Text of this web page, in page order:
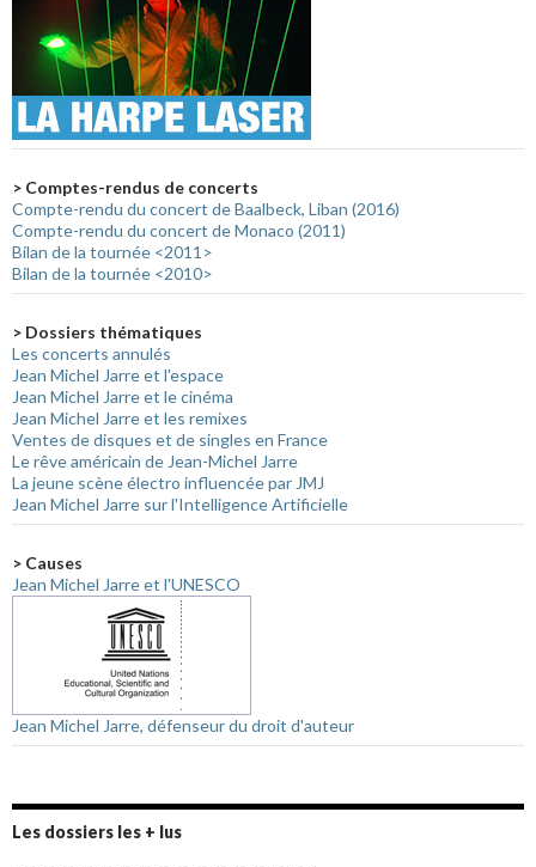
> Comptes-rendus de concerts
Compte-rendu du concert de Baalbeck, Liban (2016)
Compte-rendu du concert de Monaco (2011)
Bilan de la tournée <2011>
Bilan de la tournée <2010>
> Dossiers thématiques
Les concerts annulés
Jean Michel Jarre et l'espace
Jean Michel Jarre et le cinéma
Jean Michel Jarre et les remixes
Ventes de disques et de singles en France
Le rêve américain de Jean-Michel Jarre
La jeune scène électro influencée par JMJ
Jean Michel Jarre sur l'Intelligence Artificielle
> Causes
Jean Michel Jarre et l'UNESCO
Jean Michel Jarre, défenseur du droit d'auteur
Les dossiers les + lus